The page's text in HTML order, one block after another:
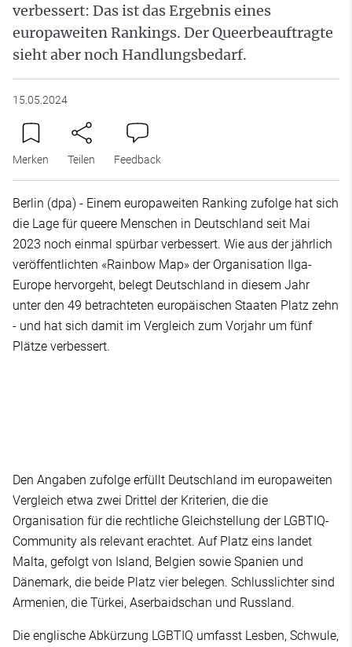
verbessert: Das ist das Ergebnis eines
europaweiten Rankings. Der Queerbeauftragte
sieht aber noch Handlungsbedarf.
15.05.2024
Merken Teilen Feedback
Berlin (dpa) - Einem europaweiten Ranking zufolge hat sich
die Lage für queere Menschen in Deutschland seit Mai
2023 noch einmal spürbar verbessert. Wie aus der jährlich
veröffentlichten «Rainbow Map» der Organisation Ilga-
Europe hervorgeht, belegt Deutschland in diesem Jahr
unter den 49 betrachteten europäischen Staaten Platz zehn
- und hat sich damit im Vergleich zum Vorjahr um fünf
Plätze verbessert.
Den Angaben zufolge erfüllt Deutschland im europaweiten
Vergleich etwa zwei Drittel der Kriterien, die die
Organisation für die rechtliche Gleichstellung der LGBTIQ-
Community als relevant erachtet. Auf Platz eins landet
Malta, gefolgt von Island, Belgien sowie Spanien und
Dänemark, die beide Platz vier belegen. Schlusslichter sind
Armenien, die Türkei, Aserbaidschan und Russland.
Die englische Abkürzung LGBTIQ umfasst Lesben, Schwule,